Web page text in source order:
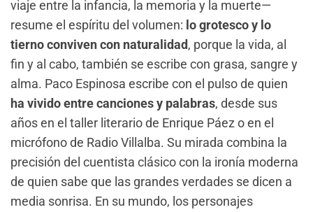
viaje entre la infancia, la memoria y la muerte—
resume el espíritu del volumen: lo grotesco y lo
tierno conviven con naturalidad, porque la vida, al
fin y al cabo, también se escribe con grasa, sangre y
alma. Paco Espinosa escribe con el pulso de quien
ha vivido entre canciones y palabras, desde sus
años en el taller literario de Enrique Páez o en el
micrófono de Radio Villalba. Su mirada combina la
precisión del cuentista clásico con la ironía moderna
de quien sabe que las grandes verdades se dicen a
media sonrisa. En su mundo, los personajes